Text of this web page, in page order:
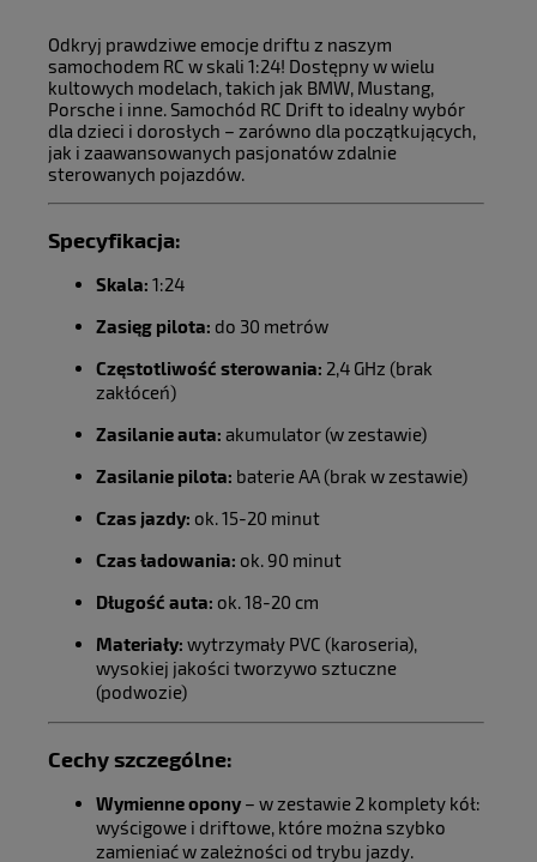
Odkryj prawdziwe emocje driftu z naszym
samochodem RC w skali 1:24! Dostępny w wielu
kultowych modelach, takich jak BMW, Mustang,
Porsche i inne. Samochód RC Drift to idealny wybór
dla dzieci i dorosłych – zarówno dla początkujących,
jak i zaawansowanych pasjonatów zdalnie
sterowanych pojazdów.
Specyfikacja:
Skala: 1:24
Zasięg pilota: do 30 metrów
Częstotliwość sterowania: 2,4 GHz (brak
zakłóceń)
Zasilanie auta: akumulator (w zestawie)
Zasilanie pilota: baterie AA (brak w zestawie)
Czas jazdy: ok. 15-20 minut
Czas ładowania: ok. 90 minut
Długość auta: ok. 18-20 cm
Materiały: wytrzymały PVC (karoseria),
wysokiej jakości tworzywo sztuczne
(podwozie)
Cechy szczególne:
Wymienne opony – w zestawie 2 komplety kół:
wyścigowe i driftowe, które można szybko
zamieniać w zależności od trybu jazdy.